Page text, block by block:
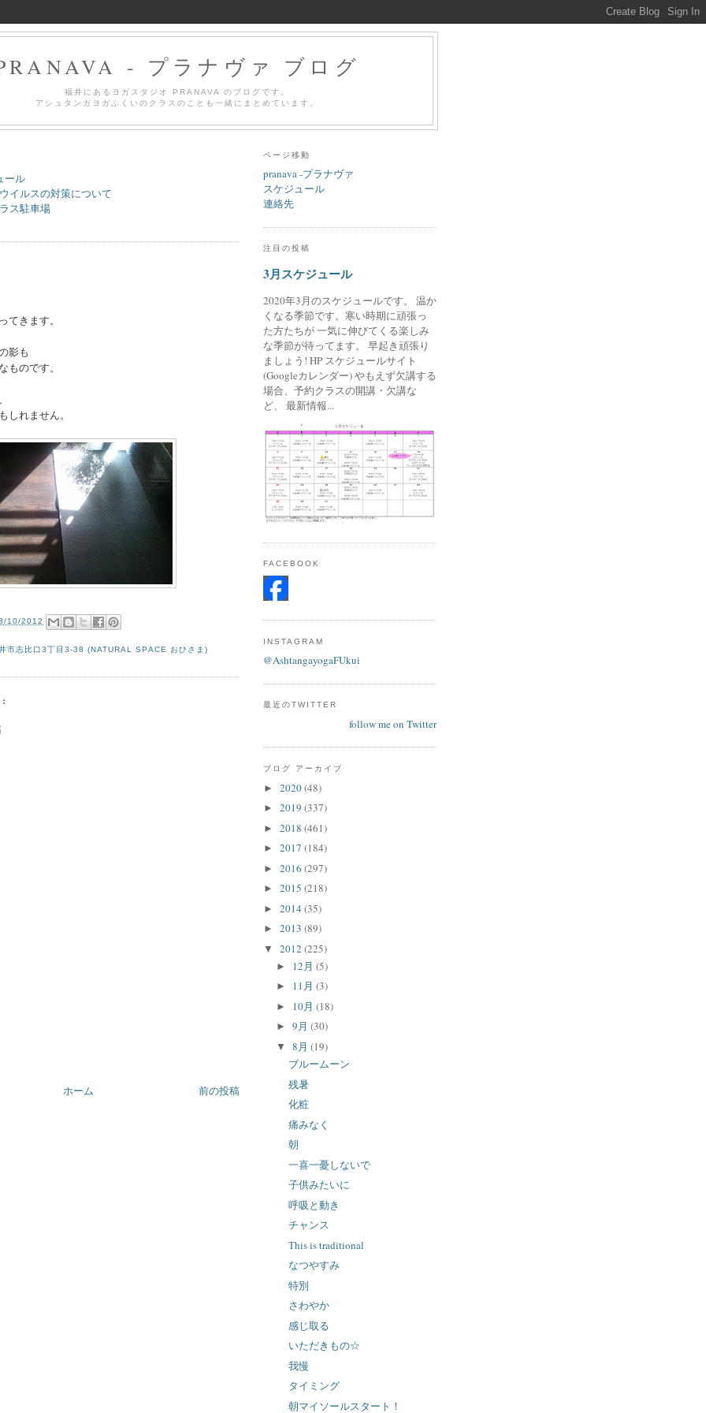
- プラナヴァ ブログ
福井にあるヨガスタジオ PRANAVA のブログです。
アシュタンガヨガふくいのクラスのことも一緒にまとめています。
ール
イルスの対策について
ス駐車場
てきます。
影も
ものです。
しれません。
10/2012
市志比口3丁目3-38 (NATURAL SPACE おひさま)
前の投稿
ホーム
ページ移動
pranava -プラナヴァ
スケジュール
連絡先
注目の投稿
3月スケジュール
2020年3月のスケジュールです。 温か
くなる季節です。寒い時期に頑張っ
た方たちが 一気に伸びてくる楽しみ
な季節が待ってます。 早起き頑張り
ましょう! HP スケジュールサイト
(Googleカレンダー) やもえず欠講する
場合、予約クラスの開講・欠講な
ど、 最新情報...
FACEBOOK
INSTAGRAM
@AshtangayogaFUkui
最近のTWITTER
follow me on Twitter
ブログ アーカイブ
► 2020(48)
► 2019 (337)
► 2018 (461)
► 2017 (184)
► 2016 (297)
► 2015 (218)
► 2014 (35)
► 2013 (89)
▼ 2012 (225)
► 12月 (5)
► 11月 (3)
► 10月 (18)
► 9月 (30)
▼ 8月 (19)
ブルームーン
残暑
化粧
痛みなく
朝
一喜一憂しないで
子供みたいに
呼吸と動き
チャンス
This is traditional
なつやすみ
特別
さわやか
感じ取る
いただきもの☆
我慢
タイミング
朝マイソールスタート！